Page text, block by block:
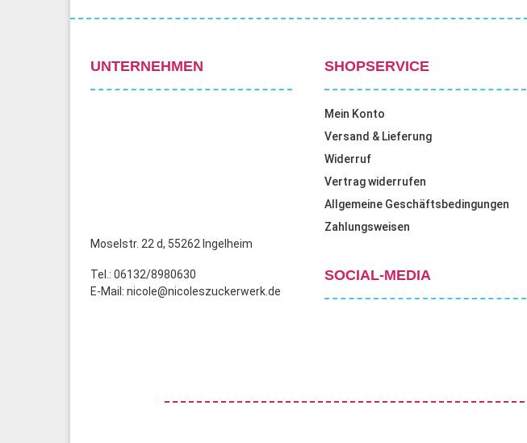
UNTERNEHMEN
Moselstr. 22 d, 55262 Ingelheim
Tel.: 06132/8980630
E-Mail: nicole@nicoleszuckerwerk.de
SHOPSERVICE
Mein Konto
Versand & Lieferung
Widerruf
Vertrag widerrufen
Allgemeine Geschäftsbedingungen
Zahlungsweisen
SOCIAL-MEDIA